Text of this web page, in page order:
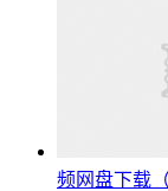
频网盘下载